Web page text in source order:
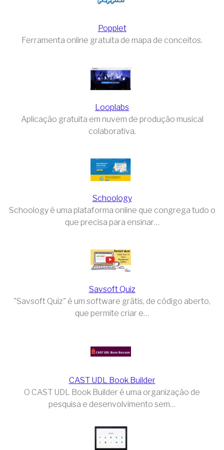
Popplet
Ferramenta online gratuita de mapa de conceitos.
Looplabs
Aplicação gratuita em nuvem de produção musical
colaborativa.
Schoology
Schoology é uma plataforma online que congrega tudo o
que precisa para ensinar…
Savsoft Quiz
"Savsoft Quiz" é um software grátis, de código aberto,
que permite criar e…
CAST UDL Book Builder
O CAST UDL Book Builder é uma organização de
pesquisa e desenvolvimento sem…